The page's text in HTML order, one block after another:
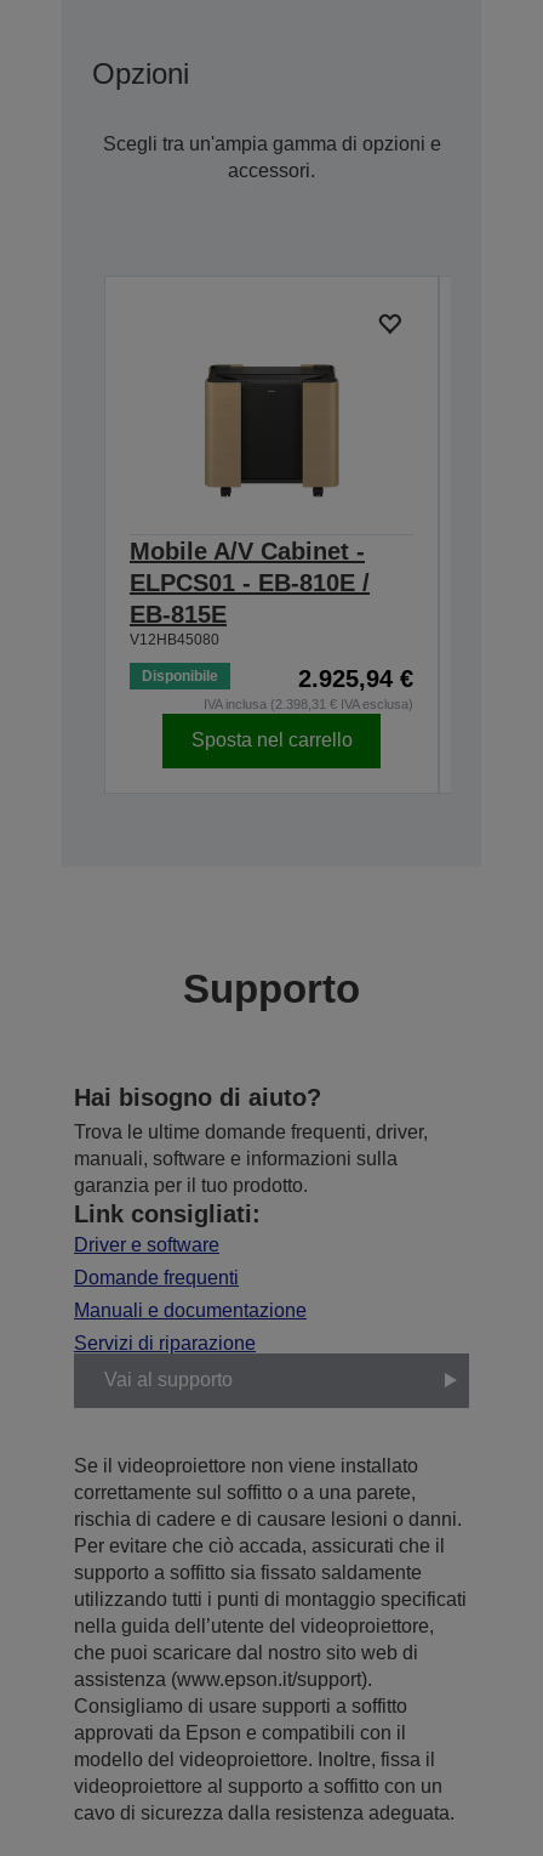
Opzioni
Scegli tra un'ampia gamma di opzioni e
accessori.
Mobile A/V Cabinet -
ELPCS01 - EB-810E /
EB-815E
V12HB45080
Disponibile 2.925,94 €
IVA inclusa (2.398,31 € IVA esclusa)
Sposta nel carrello
Supporto
Hai bisogno di aiuto?
Trova le ultime domande frequenti, driver,
manuali, software e informazioni sulla
garanzia per il tuo prodotto.
Link consigliati:
Driver e software
Domande frequenti
Manuali e documentazione
Servizi di riparazione
Vai al supporto
Se il videoproiettore non viene installato
correttamente sul soffitto o a una parete,
rischia di cadere e di causare lesioni o danni.
Per evitare che ciò accada, assicurati che il
supporto a soffitto sia fissato saldamente
utilizzando tutti i punti di montaggio specificati
nella guida dell’utente del videoproiettore,
che puoi scaricare dal nostro sito web di
assistenza (www.epson.it/support).
Consigliamo di usare supporti a soffitto
approvati da Epson e compatibili con il
modello del videoproiettore. Inoltre, fissa il
videoproiettore al supporto a soffitto con un
cavo di sicurezza dalla resistenza adeguata.